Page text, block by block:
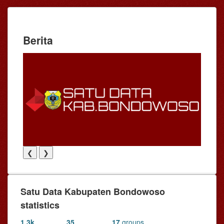
Berita
❮ ❯
Satu Data Kabupaten Bondowoso
statistics